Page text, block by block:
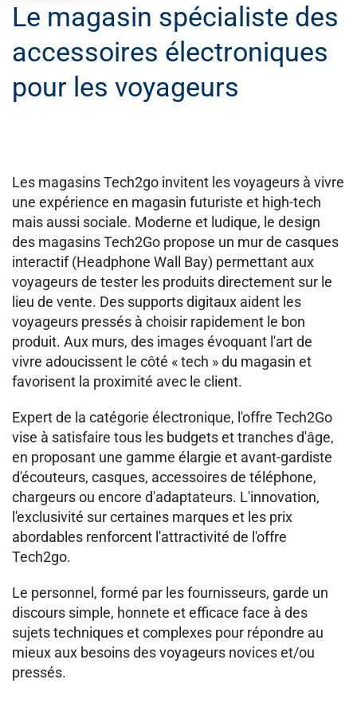
Le magasin spécialiste des
accessoires électroniques
pour les voyageurs
Les magasins Tech2go invitent les voyageurs à vivre
une expérience en magasin futuriste et high-tech
mais aussi sociale. Moderne et ludique, le design
des magasins Tech2Go propose un mur de casques
interactif (Headphone Wall Bay) permettant aux
voyageurs de tester les produits directement sur le
lieu de vente. Des supports digitaux aident les
voyageurs pressés à choisir rapidement le bon
produit. Aux murs, des images évoquant l'art de
vivre adoucissent le côté « tech » du magasin et
favorisent la proximité avec le client. ​
​Expert de la catégorie électronique, l'offre Tech2Go
vise à satisfaire tous les budgets et tranches d'âge,
en proposant une gamme élargie et avant-gardiste
d'écouteurs, casques, accessoires de téléphone,
chargeurs ou encore d'adaptateurs. L'innovation,
l'exclusivité sur certaines marques et les prix
abordables renforcent l'attractivité de l'offre
Tech2go.
​Le personnel, formé par les fournisseurs, garde un
discours simple, honnete et efficace face à des
sujets techniques et complexes pour répondre au
mieux aux besoins des voyageurs novices et/ou
pressés.